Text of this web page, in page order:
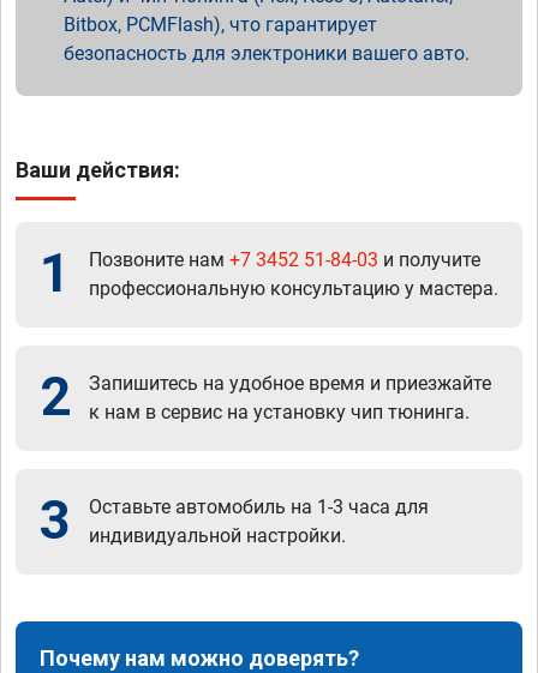
Bitbox, PCMFlash), что гарантирует
безопасность для электроники вашего авто.
Ваши действия:
1 Позвоните нам +7 3452 51-84-03 и получите
профессиональную консультацию у мастера.
2
Запишитесь на удобное время и приезжайте
к нам в сервис на установку чип тюнинга.
3
Оставьте автомобиль на 1-3 часа для
индивидуальной настройки.
Почему нам можно доверять?